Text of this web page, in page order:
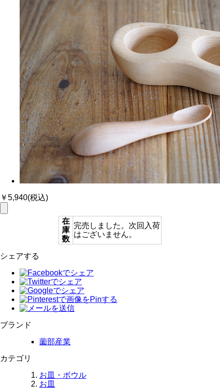
￥5,940(税込)
在
庫
数
完売しました。次回入荷
はございません。
シェアする
ブランド
薗部産業
カテゴリ
お皿・ボウル
お皿